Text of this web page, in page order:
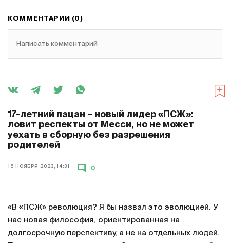
КОММЕНТАРИИ (0)
Написать комментарий
17-летний пацан – новый лидер «ПСЖ»:
ловит респекты от Месси, но не может
уехать в сборную без разрешения
родителей
16 НОЯБРЯ 2023, 14:31 0
«В «ПСЖ» революция? Я бы назвал это эволюцией. У
нас новая философия, ориентированная на
долгосрочную перспективу, а не на отдельных людей.